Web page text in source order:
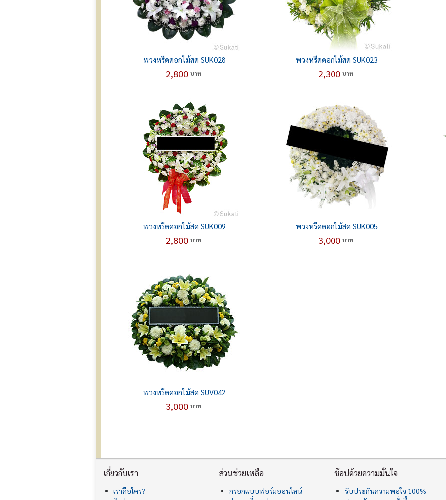
พวงหรีดดอกไม้สด SUK028
2,800 บาท
พวงหรีดดอกไม้สด SUK023
2,300บาท
พวงหรีดดอกไม้สด SUK009
2,800 บาท
พวงหรีดดอกไม้สด SUK005
3,000บาท
พวงหรีดดอกไม้สด SUV042
3,000 บาท
เกี่ยวกับเรา
เราคือใคร?
ส่วนช่วยเหลือ
กรอกแบบฟอร์มออนไลน์
ช้อปด้วยความมั่นใจ
รับประกันความพอใจ 100%